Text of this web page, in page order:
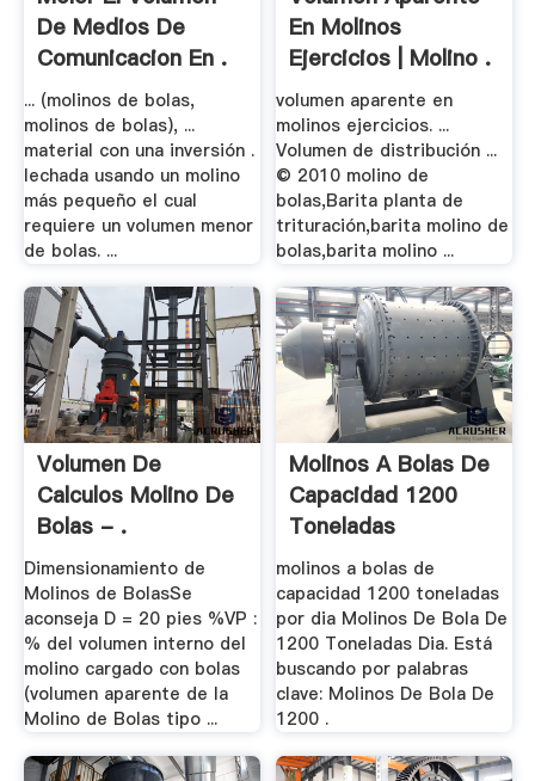
De Medios De
Comunicacion En .
... (molinos de bolas,
molinos de bolas), ...
material con una inversión .
lechada usando un molino
más pequeño el cual
requiere un volumen menor
de bolas. ...
En Molinos
Ejercicios | Molino .
volumen aparente en
molinos ejercicios. ...
Volumen de distribución ...
© 2010 molino de
bolas,Barita planta de
trituración,barita molino de
bolas,barita molino ...
Volumen De
Calculos Molino De
Bolas - .
Dimensionamiento de
Molinos de BolasSe
aconseja D = 20 pies %VP :
% del volumen interno del
molino cargado con bolas
(volumen aparente de la
Molino de Bolas tipo ...
Molinos A Bolas De
Capacidad 1200
Toneladas
molinos a bolas de
capacidad 1200 toneladas
por dia Molinos De Bola De
1200 Toneladas Dia. Está
buscando por palabras
clave: Molinos De Bola De
1200 .